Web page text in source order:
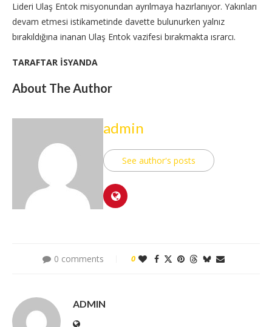
Lideri Ulaş Entok misyonundan ayrılmaya hazırlanıyor. Yakınları
devam etmesi istikametinde davette bulunurken yalnız
bırakıldığına inanan Ulaş Entok vazifesi bırakmakta ısrarcı.
TARAFTAR İSYANDA
About The Author
admin
See author's posts
0 comments 0
ADMIN